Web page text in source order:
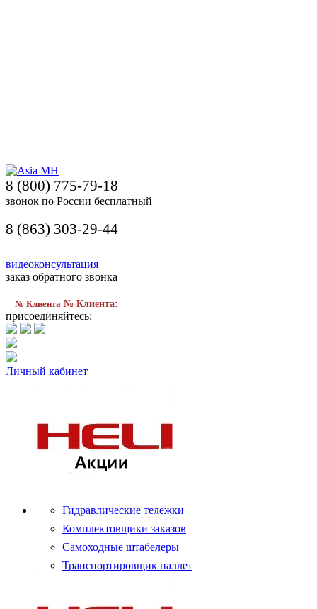
8 (800) 775-79-18
звонок по России бесплатный
8 (863) 303-29-44
видеоконсультация
заказ обратного звонка
№ Клиента № Клиента:
присоединяйтесь:
Личный кабинет
Гидравлические тележки
Комплектовщики заказов
Самоходные штабелеры
Транспортировщик паллет